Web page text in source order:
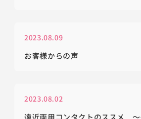
2023.08.09
お客様からの声
2023.08.02
遠近両用コンタクトのススメ